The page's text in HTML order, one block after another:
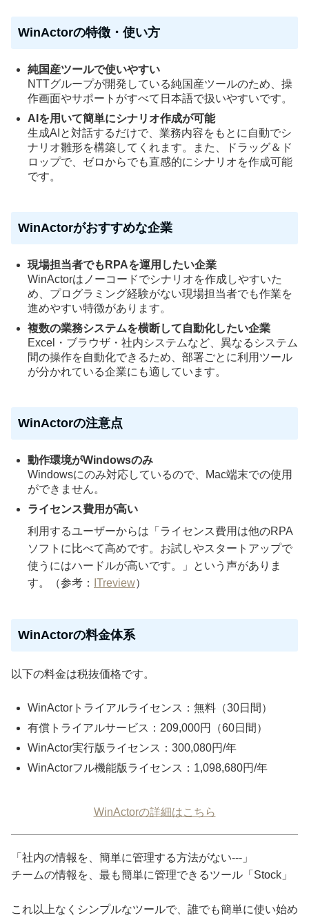
WinActorの特徴・使い方
純国産ツールで使いやすい
NTTグループが開発している純国産ツールのため、操
作画面やサポートがすべて日本語で扱いやすいです。
AIを用いて簡単にシナリオ作成が可能
生成AIと対話するだけで、業務内容をもとに自動でシ
ナリオ雛形を構築してくれます。また、ドラッグ＆ド
ロップで、ゼロからでも直感的にシナリオを作成可能
です。
WinActorがおすすめな企業
現場担当者でもRPAを運用したい企業
WinActorはノーコードでシナリオを作成しやすいた
め、プログラミング経験がない現場担当者でも作業を
進めやすい特徴があります。
複数の業務システムを横断して自動化したい企業
Excel・ブラウザ・社内システムなど、異なるシステム
間の操作を自動化できるため、部署ごとに利用ツール
が分かれている企業にも適しています。
WinActorの注意点
動作環境がWindowsのみ
Windowsにのみ対応しているので、Mac端末での使用
ができません。
ライセンス費用が高い
利用するユーザーからは「ライセンス費用は他のRPA
ソフトに比べて高めです。お試しやスタートアップで
使うにはハードルが高いです。」という声がありま
す。（参考：
ITreview）
WinActorの料金体系
以下の料金は税抜価格です。
WinActorトライアルライセンス：無料（30日間）
有償トライアルサービス：209,000円（60日間）
WinActor実行版ライセンス：300,080円/年
WinActorフル機能版ライセンス：1,098,680円/年
WinActorの詳細はこちら
「社内の情報を、簡単に管理する方法がない---」
チームの情報を、最も簡単に管理できるツール「Stock」
これ以上なくシンプルなツールで、誰でも簡単に使い始め